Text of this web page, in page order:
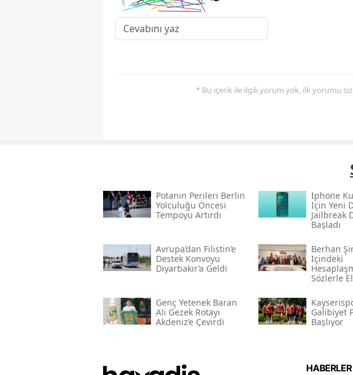
* Bu içerik ile ilgili yorum yok, ilk yorumu siz
Potanın Perileri Berlin
Yolculuğu Öncesi
Tempoyu Artırdı
Iphone
Için Yeni
Jailbreak
Başladı
Avrupa’dan Filistin’e
Destek Konvoyu
Diyarbakır’a Geldi
Berhan
Içindeki
Sözlerle
Genç Yetenek Baran
Ali Gezek Rotayı
Akdeniz’e Çevirdi
Galibiyet
Başlıyor
HABERLER